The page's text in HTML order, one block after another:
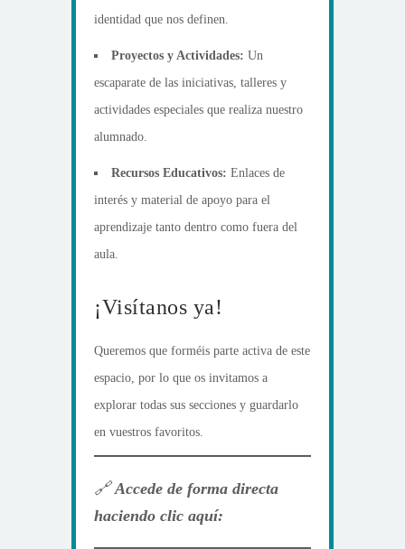
identidad que nos definen.
Proyectos y Actividades: Un
escaparate de las iniciativas, talleres y
actividades especiales que realiza nuestro
alumnado.
Recursos Educativos: Enlaces de
interés y material de apoyo para el
aprendizaje tanto dentro como fuera del
aula.
¡Visítanos ya!
Queremos que forméis parte activa de este
espacio, por lo que os invitamos a
explorar todas sus secciones y guardarlo
en vuestros favoritos.
🔗Accede de forma directa
haciendo clic aquí: